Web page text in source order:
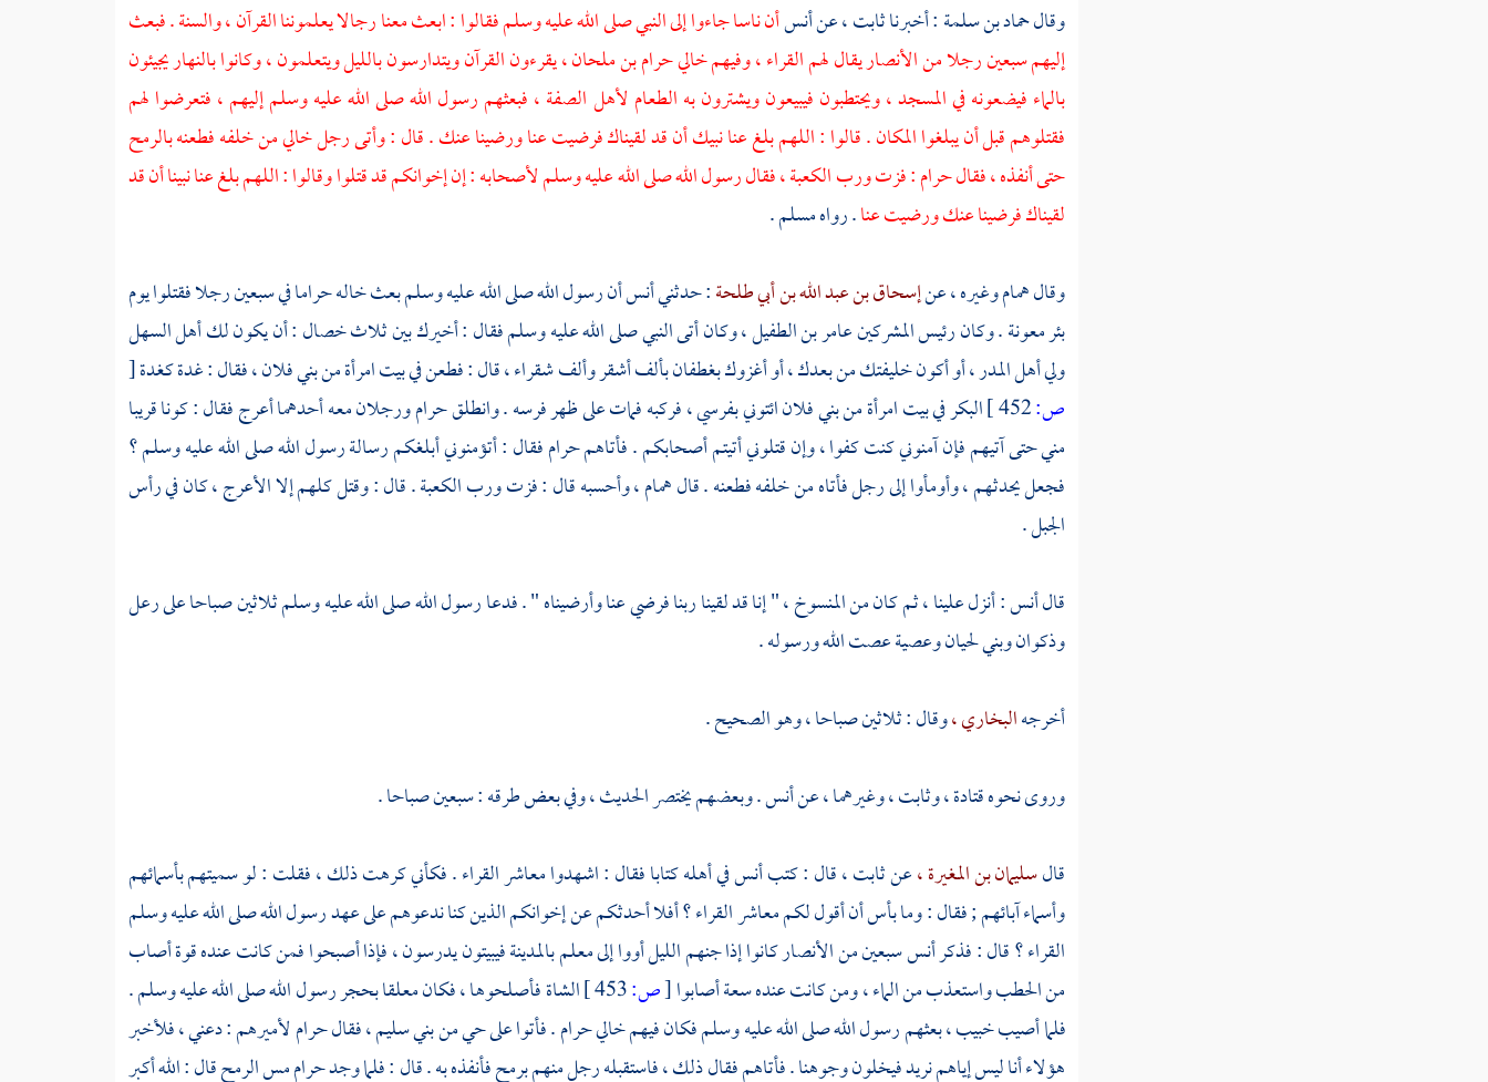
وقالحماد بن سلمة: أخبرناثابت ،عنأنسأن ناسا جاءوا إلى النبي صلى الله عليه وسلم فقالوا : ابعث معنا رجالا يعلموننا القرآن ، والسنة . فبعث
إليهم سبعين رجلا من الأنصار يقال لهم القراء ، وفيهم خاليحرام بن ملحان ،يقرءون القرآن ويتدارسون بالليل ويتعلمون ، وكانوا بالنهار يجيئون
بالماء فيضعونه في المسجد ، ويحتطبون فيبيعون ويشترون به الطعام لأهل الصفة ، فبعثهم رسول الله صلى الله عليه وسلم إليهم ، فتعرضوا لهم
فقتلوهم قبل أن يبلغوا المكان . قالوا : اللهم بلغ عنا نبيك أن قد لقيناك فرضيت عنا ورضينا عنك . قال : وأتى رجل خالي من خلفه فطعنه بالرمح
حتى أنفذه ، فقالحرام: فزت وربالكعبة ،فقال رسول الله صلى الله عليه وسلم لأصحابه : إن إخوانكم قد قتلوا وقالوا : اللهم بلغ عنا نبينا أن قد
لقيناك فرضينا عنك ورضيت عنا. رواهمسلم.
وقالهماموغيره ، عنإسحاق بن عبد الله بن أبي طلحة: حدثنيأنسأن رسول الله صلى الله عليه وسلم بعث خالهحرامافي سبعين رجلا فقتلوا يوم
بئر معونة . وكان رئيس المشركينعامر بن الطفيل ،وكان أتى النبي صلى الله عليه وسلم فقال : أخيرك بين ثلاث خصال : أن يكون لك أهل السهل
ولي أهل المدر ، أو أكون خليفتك من بعدك ، أو أغزوكبغطفانبألف أشقر وألف شقراء ، قال : فطعن في بيت امرأة من بني فلان ، فقال : غدة كغدة[
ص:
البكر في بيت امرأة من بني فلان ائتوني بفرسي ، فركبه فمات على ظهر فرسه . وانطلقحرامورجلان معه أحدهما أعرج فقال : كونا قريبا
مني حتى آتيهم فإن آمنوني كنت كفوا ، وإن قتلوني أتيتم أصحابكم . فأتاهم حرام فقال : أتؤمنوني أبلغكم رسالة رسول الله صلى الله عليه وسلم ؟
فجعل يحدثهم ، وأومأوا إلى رجل فأتاه من خلفه فطعنه . قالهمام ،وأحسبه قال : فزت وربالكعبة. قال : وقتل كلهم إلا الأعرج ، كان في رأس
الجبل .
قالأنس: أنزل علينا ، ثم كان من المنسوخ ، " إنا قد لقينا ربنا فرضي عنا وأرضيناه " . فدعا رسول الله صلى الله عليه وسلم ثلاثين صباحا علىرعل
وذكوانوبني لحيانوعصيةعصت الله ورسوله .
أخرجهالبخاري ،وقال : ثلاثين صباحا ، وهو الصحيح .
وروى نحوهقتادة ،وثابت ،وغيرهما ، عنأنس. وبعضهم يختصر الحديث ، وفي بعض طرقه : سبعين صباحا .
قالسليمان بن المغيرة ،عنثابت ،قال : كتبأنسفي أهله كتابا فقال : اشهدوا معاشر القراء . فكأني كرهت ذلك ، فقلت : لو سميتهم بأسمائهم
وأسماء آبائهم ; فقال : وما بأس أن أقول لكم معاشر القراء ؟ أفلا أحدثكم عن إخوانكم الذين كنا ندعوهم على عهد رسول الله صلى الله عليه وسلم
القراء ؟ قال : فذكرأنسسبعين منالأنصاركانوا إذا جنهم الليل أووا إلى معلمبالمدينةفيبيتون يدرسون ، فإذا أصبحوا فمن كانت عنده قوة أصاب
من الحطب واستعذب من الماء ، ومن كانت عنده سعة أصابوا[ص:
الشاة فأصلحوها ، فكان معلقا بحجر رسول الله صلى الله عليه وسلم .
فلما أصيبخبيب ،بعثهم رسول الله صلى الله عليه وسلم فكان فيهم خاليحرام. فأتوا على حي منبني سليم ،فقالحراملأميرهم : دعني ، فلأخبر
هؤلاء أنا ليس إياهم نريد فيخلون وجوهنا . فأتاهم فقال ذلك ، فاستقبله رجل منهم برمح فأنفذه به . قال : فلما وجدحراممس الرمح قال : الله أكبر